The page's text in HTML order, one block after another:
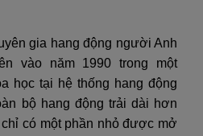
gia hang động người Anh
vào năm 1990 trong một
học tại hệ thống hang động
bộ hang động trải dài hơn
có một phần nhỏ được mở